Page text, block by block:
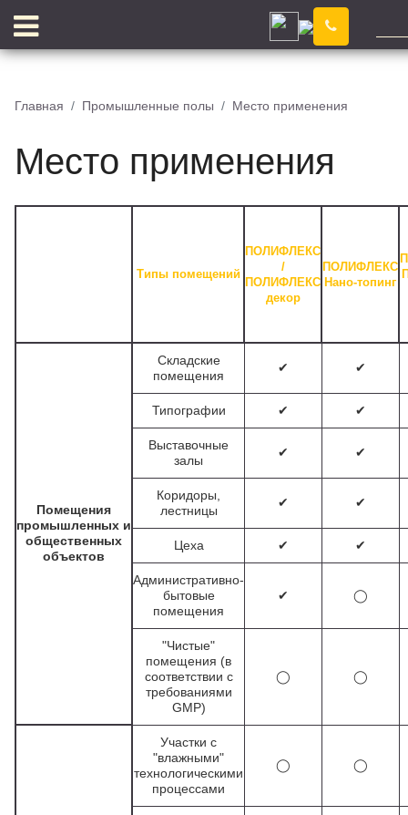
Кемерово
ПИГМЕНТ
ПРОМПОЛЫ
Кемерово
Главная Промышленные полы Место применения
Место применения
Типы помещений
ПОЛИФЛЕКС
/
ПОЛИФЛЕКС
декор
ПОЛИФЛЕКС
Нано-топинг
Помещения
промышленных и
общественных
объектов
Складские
помещения
✔ ✔
Типографии ✔ ✔
Выставочные
залы
✔ ✔
Коридоры,
лестницы
✔ ✔
Цеха ✔ ✔
Административно-
бытовые
помещения
✔ ◯
"Чистые"
помещения (в
соответствии с
требованиями
GMP)
◯ ◯
Участки с
"влажными"
технологическими
процессами
◯ ◯